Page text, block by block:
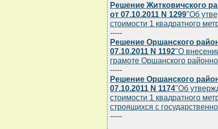
Решение Житковичского
от 07.10.2011 N 1299"Об
стоимости 1 квадратного
-----
Решение Оршанского
07.10.2011 N 1192"О
грамоте Оршанского
-----
Решение Оршанского
07.10.2011 N 1174"Об
стоимости 1 квадратного
строящихся с
-----